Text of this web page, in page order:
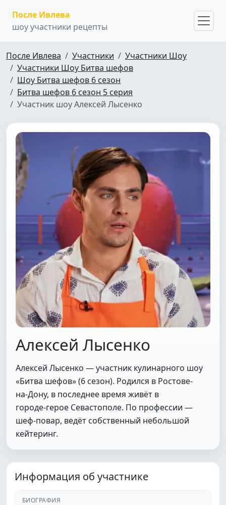
После Ивлева
шоу участники рецепты
После Ивлева Участники
Участники Шоу
Участники Шоу Битва шефов
Шоу Битва шефов 6 сезон
Битва шефов 6 сезон 5 серия
Участник шоу Алексей Лысенко
Алексей Лысенко
Алексей Лысенко — участник кулинарного шоу
«Битва шефов» (6 сезон). Родился в Ростове-
на‑Дону, в последнее время живёт в
городе‑герое Севастополе. По профессии —
шеф‑повар, ведёт собственный небольшой
кейтеринг.
Информация об участнике
БИОГРАФИЯ